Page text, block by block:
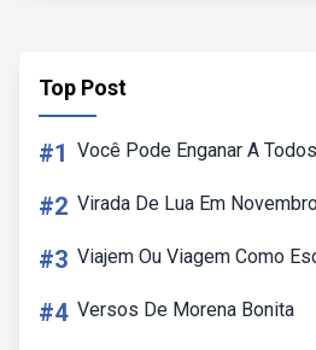
Top Post
#1 Você Pode Enganar A
#2 Virada De Lua Em
#3 Viajem Ou Viagem Como
#4 Versos De Morena Bonita